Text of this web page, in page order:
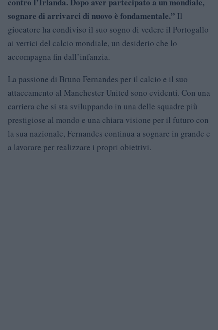
sognare di arrivarci di nuovo è fondamentale.” Il
giocatore ha condiviso il suo sogno di vedere il Portogallo
ai vertici del calcio mondiale, un desiderio che lo
accompagna fin dall’infanzia.
La passione di Bruno Fernandes per il calcio e il suo
attaccamento al Manchester United sono evidenti. Con una
carriera che si sta sviluppando in una delle squadre più
prestigiose al mondo e una chiara visione per il futuro con
la sua nazionale, Fernandes continua a sognare in grande e
a lavorare per realizzare i propri obiettivi.